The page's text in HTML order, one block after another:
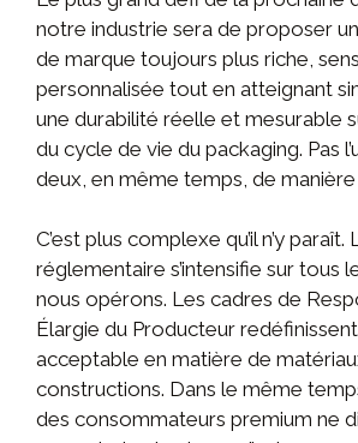
notre industrie sera de proposer
de marque toujours plus riche,
personnalisée tout en atteignant
une durabilité réelle et mesurable
du cycle de vie du packaging. Pas
deux, en même temps, de
C’est plus complexe qu’il n’y paraît.
réglementaire s’intensifie sur tous
nous opérons. Les cadres de
Élargie du Producteur
acceptable en matière de
constructions. Dans le même
des consommateurs premium ne